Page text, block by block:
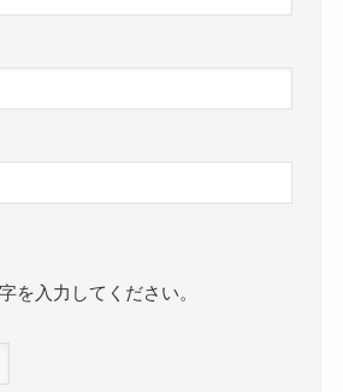
を入力してください。